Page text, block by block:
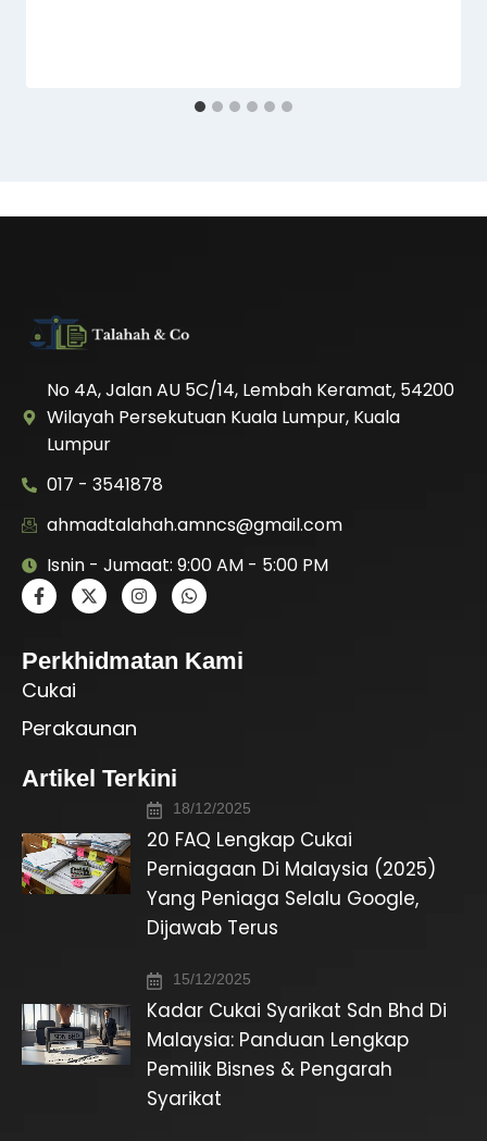
No 4A, Jalan AU 5C/14, Lembah Keramat, 54200
Wilayah Persekutuan Kuala Lumpur, Kuala
Lumpur
017 - 3541878
ahmadtalahah.amncs@gmail.com
Isnin - Jumaat: 9:00 AM - 5:00 PM
Perkhidmatan Kami
Cukai
Perakaunan
Artikel Terkini
18/12/2025
20 FAQ Lengkap Cukai
Perniagaan Di Malaysia (2025)
Yang Peniaga Selalu Google,
Dijawab Terus
15/12/2025
Kadar Cukai Syarikat Sdn Bhd Di
Malaysia: Panduan Lengkap
Pemilik Bisnes & Pengarah
Syarikat